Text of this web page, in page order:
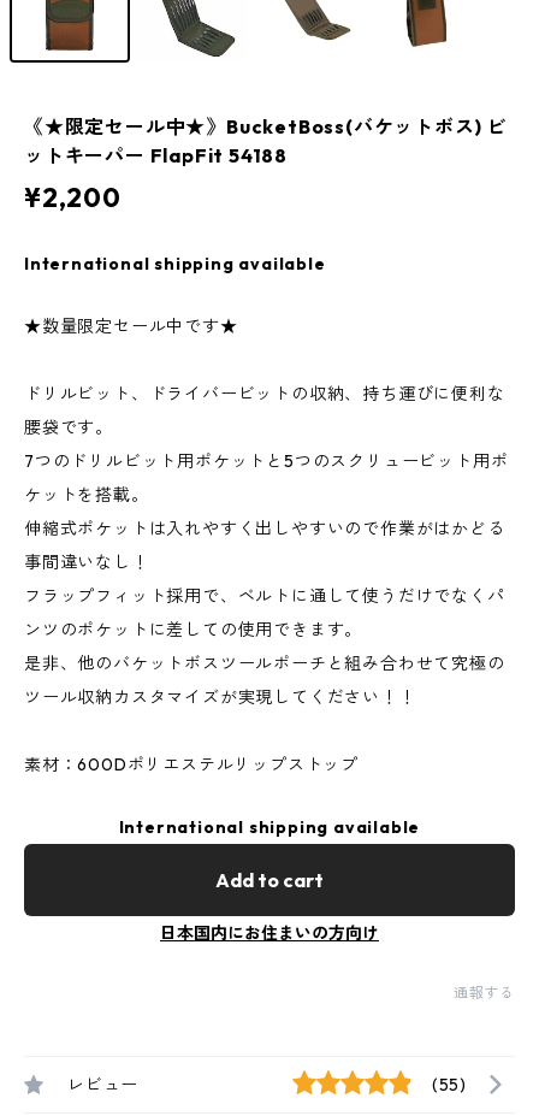
《★限定セール中★》BucketBoss(バケットボス) ビ
ットキーパー FlapFit 54188
¥2,200
International shipping available
★数量限定セール中です★
ドリルビット、ドライバービットの収納、持ち運びに便利な
腰袋です。
7つのドリルビット用ポケットと5つのスクリュービット用ポ
ケットを搭載。
伸縮式ポケットは入れやすく出しやすいので作業がはかどる
事間違いなし！
フラップフィット採用で、ベルトに通して使うだけでなくパ
ンツのポケットに差しての使用できます。
是非、他のバケットボスツールポーチと組み合わせて究極の
ツール収納カスタマイズが実現してください！！
素材：600Dポリエステルリップストップ
International shipping available
Add to cart
日本国内にお住まいの方向け
通報する
レビュー (55)